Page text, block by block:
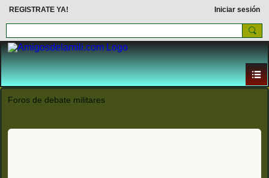
REGISTRATE YA! Iniciar sesión
Foros de debate militares